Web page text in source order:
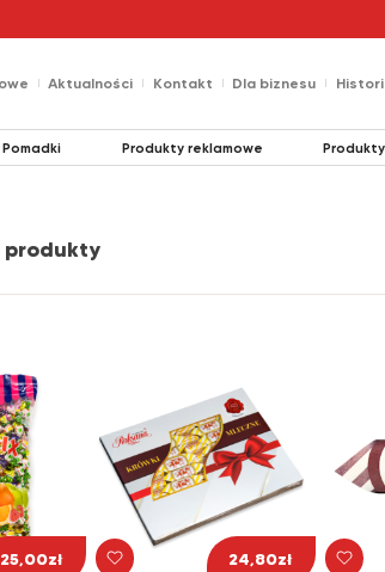
Aktualności Kontakt Dla biznesu
Lizaki
Pomadki Produkty reklamowe
produkty
25,00zł 24,80zł